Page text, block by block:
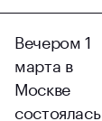
Вечером 1
марта в
Москве
состоялась